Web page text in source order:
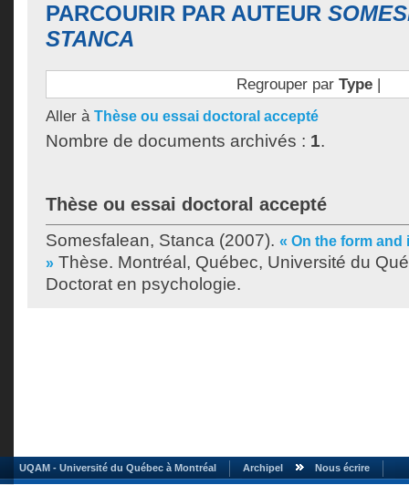
PARCOURIR PAR AUTEUR
STANCA
Regrouper par Type|
Aller à Thèse ou essai doctoral accepté
Nombre de documents archivés : 1.
Thèse ou essai doctoral accepté
Somesfalean, Stanca (2007). « On the form
» Thèse. Montréal, Québec, Université du
Doctorat en psychologie.
UQAM - Université du Québec à Montréal Archipel Nous écrire